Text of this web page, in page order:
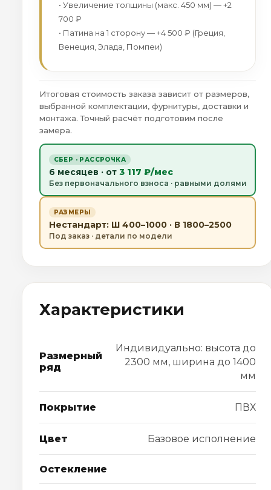
• Увеличение толщины (макс. 450 мм) — +2
700 ₽
• Патина на 1 сторону — +4 500 ₽ (Греция,
Венеция, Элада, Помпеи)
Итоговая стоимость заказа зависит от размеров,
выбранной комплектации, фурнитуры, доставки и
монтажа. Точный расчёт подготовим после
замера.
СБЕР · РАССРОЧКА
6 месяцев · от 3 117 ₽/мес
Без первоначального взноса · равными долями
РАЗМЕРЫ
Нестандарт: Ш 400–1000 · В 1800–2500
Под заказ · детали по модели
Характеристики
Размерный
ряд
Индивидуально: высота до
2300 мм, ширина до 1400
мм
Покрытие ПВХ
Цвет Базовое исполнение
Остекление